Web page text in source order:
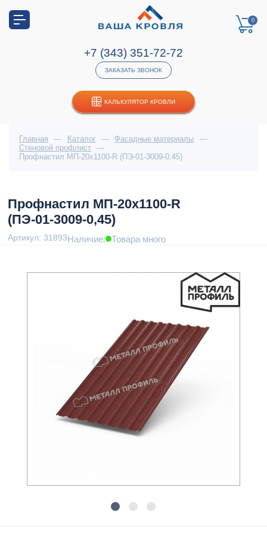
КАЛЬКУЛЯТОР КРОВЛИ
0
+7 (343) 351-72-72
ЗАКАЗАТЬ ЗВОНОК
Главная — Каталог — Фасадные материалы
—
Стеновой профлист
—
Профнастил МП-20x1100-R (ПЭ-01-3009-0,45)
Профнастил МП-20x1100-R
(ПЭ-01-3009-0,45)
Артикул: 31893Наличие: Товара много